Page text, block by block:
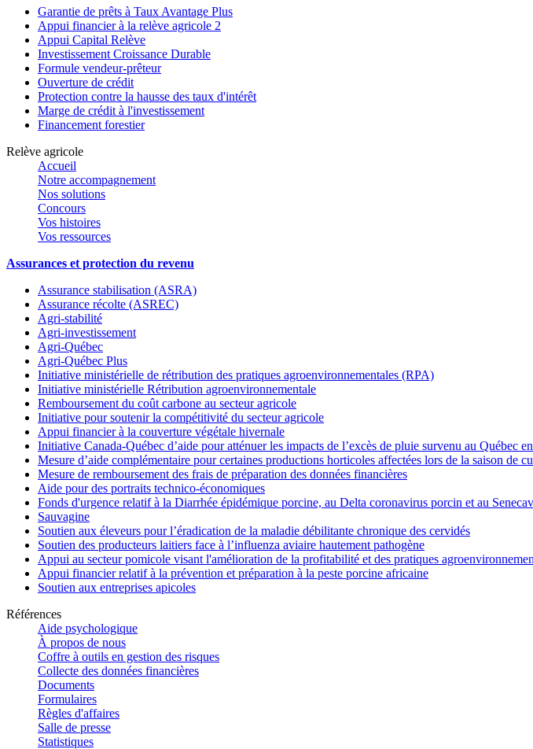
Garantie de prêts à Taux Avantage Plus
Appui financier à la relève agricole 2
Appui Capital Relève
Investissement Croissance Durable
Formule vendeur-prêteur
Ouverture de crédit
Protection contre la hausse des taux d'intérêt
Marge de crédit à l'investissement
Financement forestier
Relève agricole
Accueil
Notre accompagnement
Nos solutions
Concours
Vos histoires
Vos ressources
Assurances et protection du revenu
Assurance stabilisation (ASRA)
Assurance récolte (ASREC)
Agri-stabilité
Agri-investissement
Agri-Québec
Agri-Québec Plus
Initiative ministérielle de rétribution des pratiques agroenvironnementales (RPA)
Initiative ministérielle Rétribution agroenvironnementale
Remboursement du coût carbone au secteur agricole
Initiative pour soutenir la compétitivité du secteur agricole
Appui financier à la couverture végétale hivernale
Initiative Canada-Québec d’aide pour atténuer les impacts de l’excès de pluie survenu au Québec
Mesure d’aide complémentaire pour certaines productions horticoles affectées lors de la saison de
Mesure de remboursement des frais de préparation des données financières
Aide pour des portraits technico-économiques
Fonds d'urgence relatif à la Diarrhée épidémique porcine, au Delta coronavirus porcin et au
Sauvagine
Soutien aux éleveurs pour l’éradication de la maladie débilitante chronique des cervidés
Soutien des producteurs laitiers face à l’influenza aviaire hautement pathogène
Appui au secteur pomicole visant l'amélioration de la profitabilité et des pratiques
Appui financier relatif à la prévention et préparation à la peste porcine africaine
Soutien aux entreprises apicoles
Références
Aide psychologique
À propos de nous
Coffre à outils en gestion des risques
Collecte des données financières
Documents
Formulaires
Règles d'affaires
Salle de presse
Statistiques